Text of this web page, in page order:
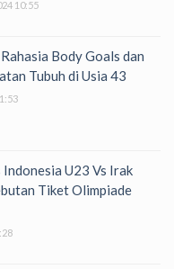
10:55
Body Goals dan
Tubuh di Usia 43
U23 Vs Irak
Tiket Olimpiade